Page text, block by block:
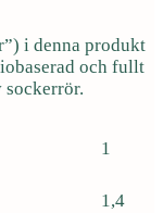
i denna produkt
och fullt
1
1,4